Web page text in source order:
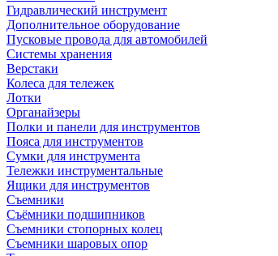
Гидравлический инструмент
Дополнительное оборудование
Пусковые провода для автомобилей
Системы хранения
Верстаки
Колеса для тележек
Лотки
Органайзеры
Полки и панели для инструментов
Пояса для инструментов
Сумки для инструмента
Тележки инструментальные
Ящики для инструментов
Съемники
Съёмники подшипников
Съемники стопорных колец
Съемники шаровых опор